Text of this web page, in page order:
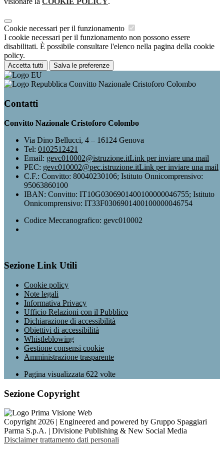
Cookie necessari per il funzionamento
I cookie necessari per il funzionamento non possono essere
disabilitati. È possibile consultare l'elenco nella pagina della cookie
policy.
Accetta tutti Salva le preferenze
Convitto Nazionale Cristoforo Colombo
Contatti
Convitto Nazionale Cristoforo Colombo
Via Dino Bellucci, 4 – 16124 Genova
Tel: 0102512421
Email: gevc010002@istruzione.itLink per inviare una mail
PEC: gevc010002@pec.istruzione.itLink per inviare una mail
C.F.: Convitto: 80040230106; Istituto Onnicomprensivo:
95063860100
IBAN: Convitto: IT10G0306901400100000046755; Istituto
Onnicomprensivo: IT33F0306901400100000046754
Codice Meccanografico: gevc010002
Sezione Link Utili
Cookie policy
Note legali
Informativa Privacy
Ufficio Relazioni con il Pubblico
Dichiarazione di accessibilità
Obiettivi di accessibilità
Whistleblowing
Gestione consensi cookie
Amministrazione trasparente
Pagina visualizzata 622 volte
Sezione Copyright
Copyright 2026 | Engineered and powered by Gruppo Spaggiari
Parma S.p.A. | Divisione Publishing & New Social Media
Disclaimer trattamento dati personali